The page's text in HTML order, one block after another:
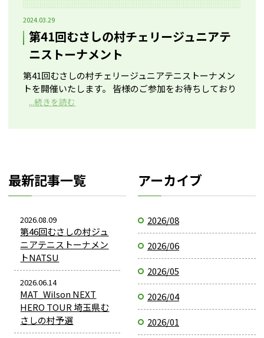
2024.03.29
第41回むさしの村チェリージュニアテ
ニストーナメント
第41回むさしの村チェリージュニアテニストーナメン
トを開催いたします。 皆様のご参加をお待ちしており
...続きを読む
最新記事一覧
2026.08.09
第46回むさしの村ジュ
ニアテニストーナメン
トNATSU
2026.06.14
MAT_Wilson NEXT
HERO TOUR 埼玉県む
さしの村予選
アーカイブ
2026/08
2026/06
2026/05
2026/04
2026/01